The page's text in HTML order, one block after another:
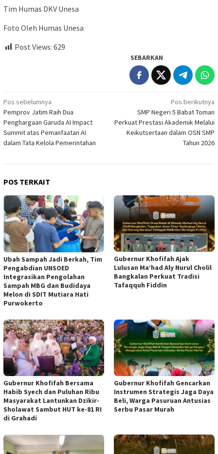
Tim Humas DKV Unesa
Foto Oleh Humas Unesa
Post Views: 629
SEBARKAN
Navigasi
pos
Pos sebelumnya
Pemprov Jatim Raih Dua
Penghargaan Garuda AI Impact
Summit atas Pemanfaatan AI
dalam Tata Kelola Pemerintahan
Pos berikutnya
SMP Negeri 5 Babat Toman
Perkuat Prestasi Akademik Melalui
Keikutsertaan dalam OSN SMP
Tahun 2026
POS TERKAIT
Ubah Sampah Jadi Berkah, Tim
Pengabdian UNSOED
Integrasikan Pengolahan
Sampah MBG dan Budidaya
Melon di SDIT Mutiara Hati
Purwokerto
Gubernur Khofifah Ajak
Lulusan Ma’had Aly Nurul Cholil
Bangkalan Perkuat Tradisi
Tafaqquh Fiddin
Gubernur Khofifah Bersama
Habib Syech dan Puluhan Ribu
Masyarakat Lantunkan Dzikir-
Sholawat Sambut HUT ke-81 RI
di Grahadi
Gubernur Khofifah Gencarkan
Instrumen Strategis Jaga Daya
Beli, Warga Pasuruan Antusias
Serbu Pasar Murah